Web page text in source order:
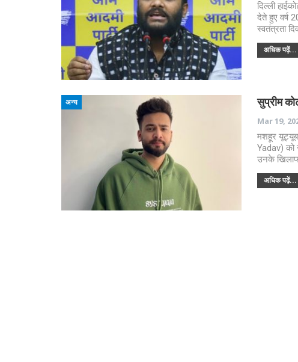
दिल्ली
देते हुए वर्ष
स्वतंत्रता
अधिक पढ़ें...
अन्य सुप्रीम
Mar 19,
मशहूर
Yadav) को
उनके
अधिक पढ़ें...